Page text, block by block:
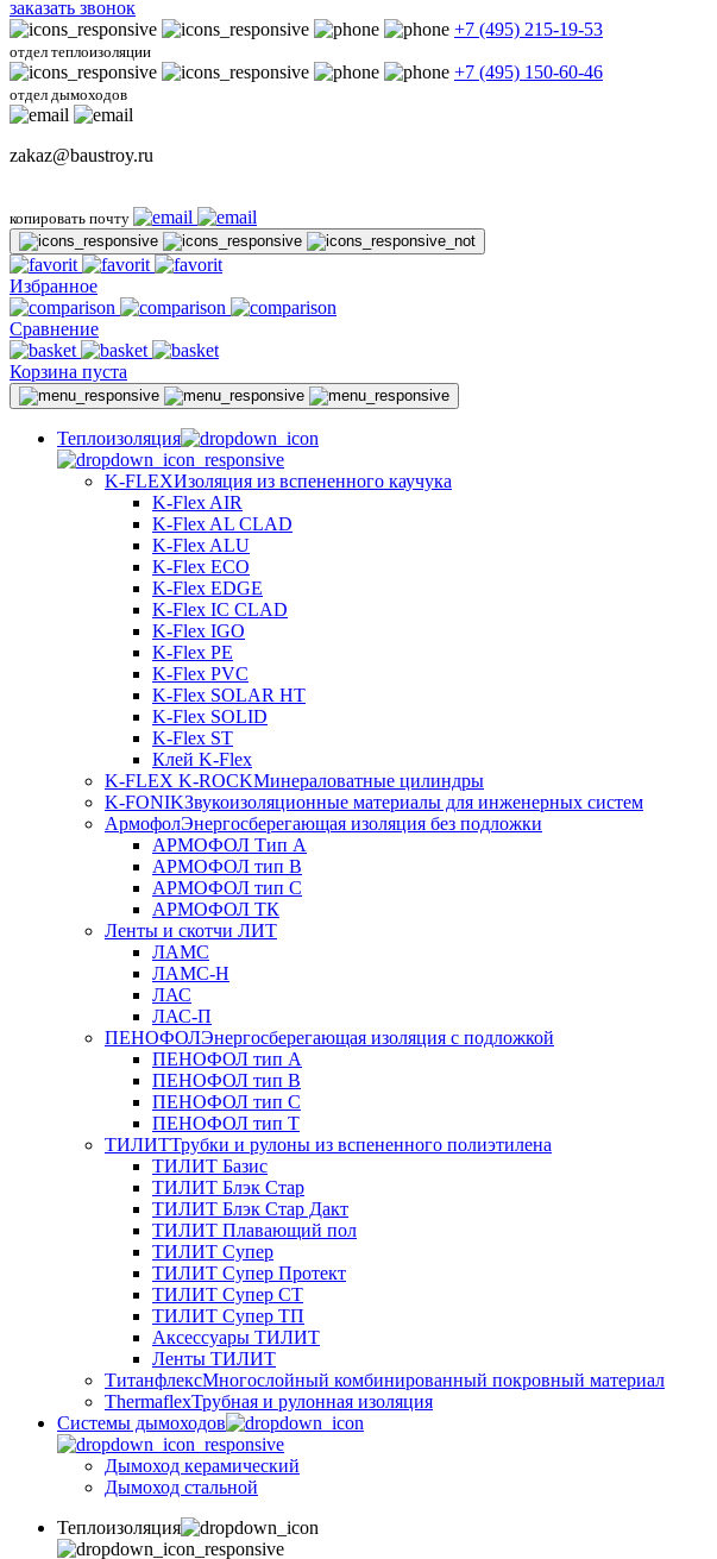
заказать звонок
+7 (495) 215-19-53
отдел теплоизоляции
+7 (495) 150-60-46
отдел дымоходов
zakaz@baustroy.ru
копировать почту
Избранное
Сравнение
Корзина пуста
Теплоизоляция
K-FLEXИзоляция из вспененного каучука
K-Flex AIR
K-Flex AL CLAD
K-Flex ALU
K-Flex ECO
K-Flex EDGE
K-Flex IC CLAD
K-Flex IGO
K-Flex PE
K-Flex PVC
K-Flex SOLAR HT
K-Flex SOLID
K-Flex ST
Клей K-Flex
K-FLEX K-ROCKМинераловатные цилиндры
K-FONIKЗвукоизоляционные материалы для инженерных систем
АрмофолЭнергосберегающая изоляция без подложки
АРМОФОЛ Тип А
АРМОФОЛ тип В
АРМОФОЛ тип C
АРМОФОЛ ТК
Ленты и скотчи ЛИТ
ЛАМС
ЛАМС-Н
ЛАС
ЛАС-П
ПЕНОФОЛЭнергосберегающая изоляция с подложкой
ПЕНОФОЛ тип А
ПЕНОФОЛ тип B
ПЕНОФОЛ тип C
ПЕНОФОЛ тип T
ТИЛИТТрубки и рулоны из вспененного полиэтилена
ТИЛИТ Базис
ТИЛИТ Блэк Стар
ТИЛИТ Блэк Стар Дакт
ТИЛИТ Плавающий пол
ТИЛИТ Супер
ТИЛИТ Супер Протект
ТИЛИТ Супер СТ
ТИЛИТ Супер ТП
Аксессуары ТИЛИТ
Ленты ТИЛИТ
ТитанфлексМногослойный комбинированный покровный материал
ThermaflexТрубная и рулонная изоляция
Cистемы дымоходов
Дымоход керамический
Дымоход стальной
Теплоизоляция